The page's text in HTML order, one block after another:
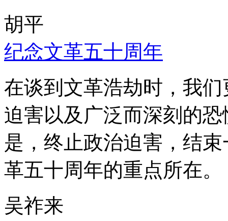
胡平
纪念文革五十周年
在谈到文革浩劫时，我
迫害以及广泛而深刻的
是，终止政治迫害，结
革五十周年的重点所在。
吴祚来